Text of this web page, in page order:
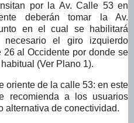
por la Av. Calle 53 en
deberán tomar la Av.
en el cual se habilitará
necesario el giro izquierdo
26 al Occidente por donde se
(Ver Plano 1).
oriente de la calle 53: en este
recomienda a los usuarios
alternativa de conectividad.